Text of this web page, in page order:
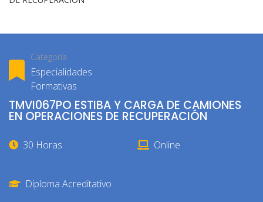
Categoría
Especialidades
Formativas
TMVI067PO ESTIBA Y CARGA DE CAMIONES
EN OPERACIONES DE RECUPERACIÓN
30 Horas Online
Diploma Acreditativo